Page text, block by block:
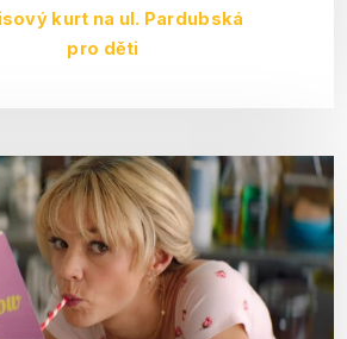
kurt na ul. Pardubská
pro děti